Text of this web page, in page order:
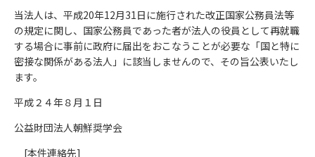
当法人は、平成20年12月31日に施行された改正国家公務員法等
の規定に関し、国家公務員であった者が法人の役員として再就職
する場合に事前に政府に届出をおこなうことが必要な「国と特に
密接な関係がある法人」に該当しませんので、その旨公表いたし
ます。
平成２４年８月１日
公益財団法人朝鮮奨学会
[本件連絡先]